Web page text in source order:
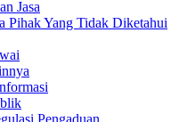
Jasa
Pihak Yang Tidak Diketahui
Pengaduan